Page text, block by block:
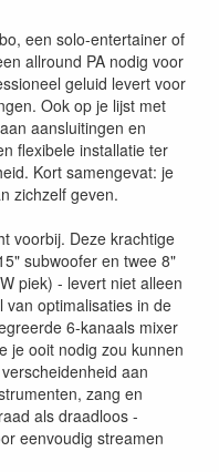
een solo-entertainer of
allround PA nodig voor
geluid levert voor
Ook op je lijst met
aansluitingen en
flexibele installatie ter
Kort samengevat: je
zichzelf geven.
voorbij. Deze krachtige
subwoofer en twee 8"
piek) - levert niet alleen
van optimalisaties in de
6-kanaals mixer
je ooit nodig zou kunnen
aan
zang en
als draadloos -
eenvoudig streamen